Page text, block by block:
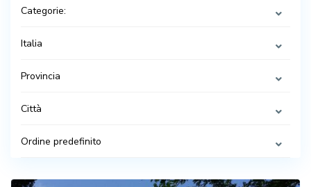
Categorie:
Italia
Provincia
Città
Ordine predefinito